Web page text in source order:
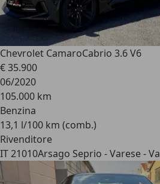
Chevrolet CamaroCabrio 3.6 V6
€ 35.900
06/2020
105.000 km
Benzina
13,1 l/100 km (comb.)
Rivenditore
IT 21010Arsago Seprio - Varese - Va